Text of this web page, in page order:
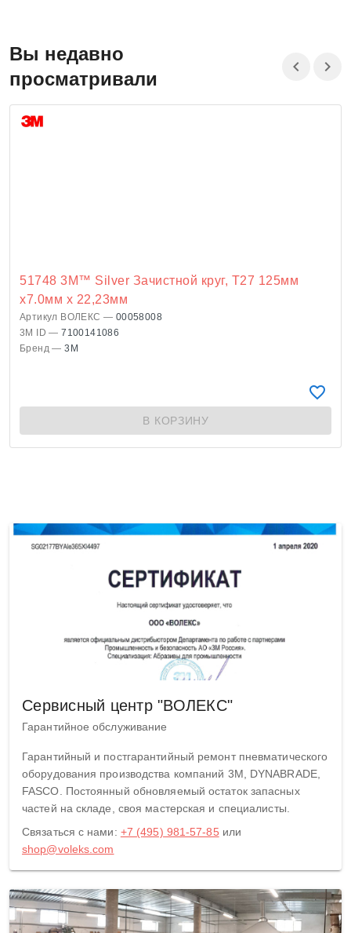
Вы недавно
просматривали
51748 3M™ Silver Зачистной круг, T27 125мм
х7.0мм х 22,23мм
Артикул ВОЛЕКС — 00058008
3M ID —7100141086
Бренд —3M
В КОРЗИНУ
Сервисный центр "ВОЛЕКС"
Гарантийное обслуживание
Гарантийный и постгарантийный ремонт пневматического
оборудования производства компаний 3M, DYNABRADE,
FASCO. Постоянный обновляемый остаток запасных
частей на складе, своя мастерская и специалисты.
Связаться с нами: +7 (495) 981-57-85 или
shop@voleks.com